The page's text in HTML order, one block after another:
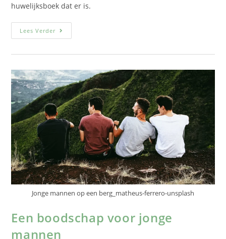
huwelijksboek dat er is.
Lees Verder
Jonge mannen op een berg_matheus-ferrero-unsplash
Een boodschap voor jonge
mannen